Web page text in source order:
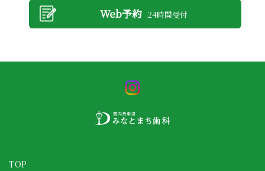
Web予約 24時間受付
TOP